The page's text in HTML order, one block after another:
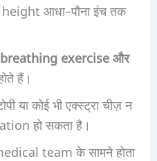
आधा–पौना इंच तक
exercise और
हैं।
या कोई भी एक्स्ट्रा चीज़ न
हो सकता है।
team के सामने होता